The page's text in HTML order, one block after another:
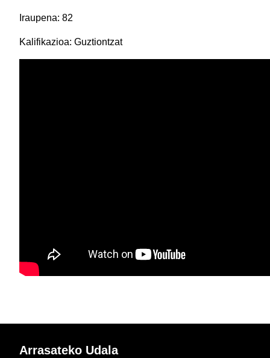
Iraupena: 82
Kalifikazioa: Guztiontzat
Arrasateko Udala